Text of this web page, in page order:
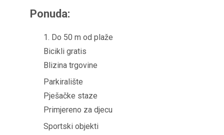
Ponuda:
1. Do 50 m od plaže
Bicikli gratis
Blizina trgovine
Parkiralište
Pješačke staze
Primjereno za djecu
Sportski objekti